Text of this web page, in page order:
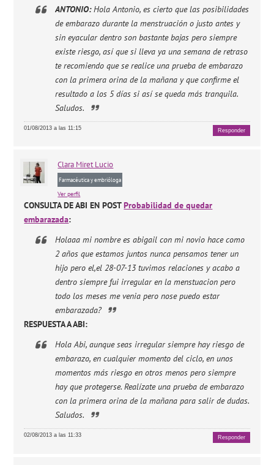
ANTONIO:Hola Antonio, es cierto que las posibilidades
de embarazo durante la menstruación o justo antes y
sin eyacular dentro son bastante bajas pero siempre
existe riesgo, así que si lleva ya una semana de retraso
te recomiendo que se realice una prueba de embarazo
con la primera orina de la mañana y que confirme el
resultado a los 5 días si así se queda más tranquila.
Saludos.
01/08/2013 a las 11:15 Responder
Clara Miret Lucio
Farmacéutica y embrióloga
Ver perfil
CONSULTA DE ABI EN POSTProbabilidad de quedar
embarazada:
Holaaa mi nombre es abigail con mi novio hace como
2 años que estamos juntos nunca pensamos tener un
hijo pero el,el 28-07-13 tuvimos relaciones y acabo a
dentro siempre fui irregular en la menstuacion pero
todo los meses me venia pero nose puedo estar
embarazada?
RESPUESTA A ABI:
Hola Abi, aunque seas irregular siempre hay riesgo de
embarazo, en cualquier momento del ciclo, en unos
momentos más riesgo en otros menos pero siempre
hay que protegerse. Realízate una prueba de embarazo
con la primera orina de la mañana para salir de dudas.
Saludos.
02/08/2013 a las 11:33 Responder